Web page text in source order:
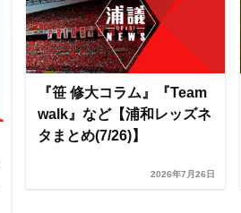
n
k
『笹 修大コラム』『Team
walk』など【浦和レッズネ
タまとめ(7/26)】
2026年7月26日